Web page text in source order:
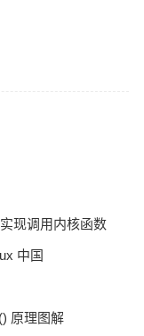
现调用内核函数
中国
原理图解